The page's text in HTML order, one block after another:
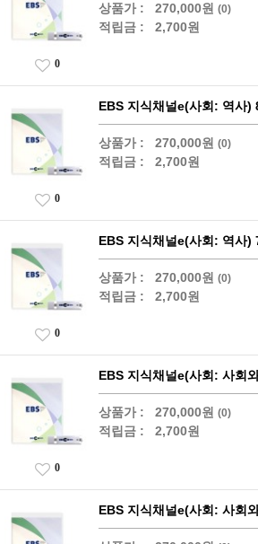
상품가 : 270,000원 (0)
적립금 : 2,700원
0
EBS 지식채널e(사회: 역사)
상품가 : 270,000원 (0)
적립금 : 2,700원
0
EBS 지식채널e(사회: 역사)
상품가 : 270,000원 (0)
적립금 : 2,700원
0
EBS 지식채널e(사회: 사회
상품가 : 270,000원 (0)
적립금 : 2,700원
0
EBS 지식채널e(사회: 사회